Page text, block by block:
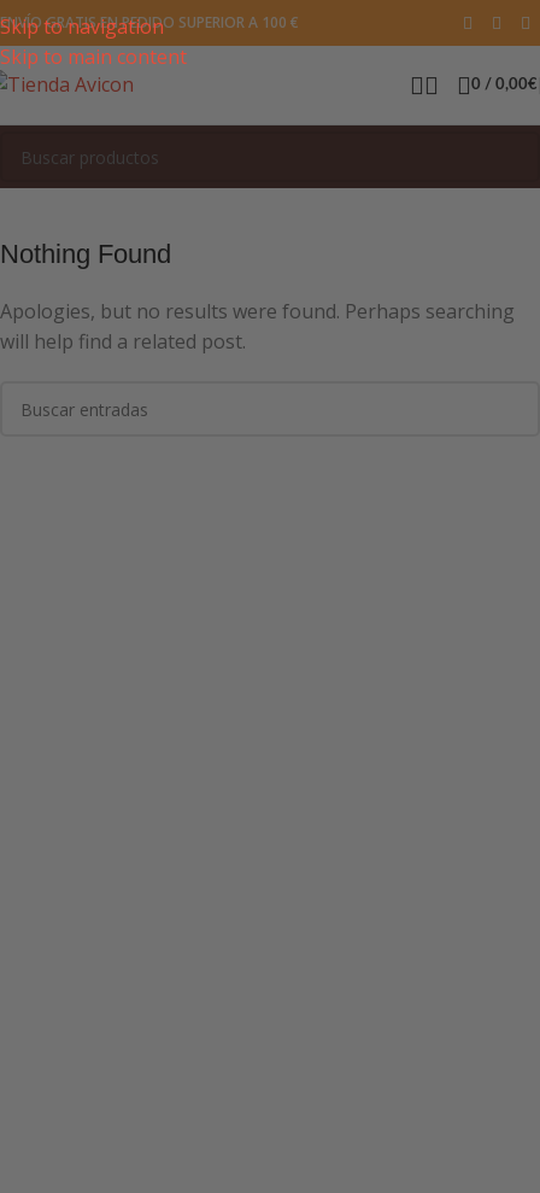
Skip to navigation
Skip to main content
ENVÍO GRATIS EN PEDIDO SUPERIOR A 100 €
0 / 0,00€
Nothing Found
Apologies, but no results were found. Perhaps searching
will help find a related post.